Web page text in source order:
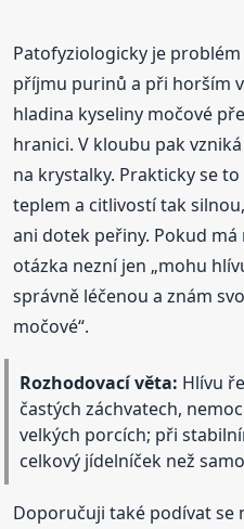
Patofyziologicky je
příjmu purinů a při horším
hladina kyseliny močové
hranici. V kloubu pak
na krystalky. Prakticky se
teplem a citlivostí tak
ani dotek peřiny. Pokud má
otázka nezní jen „mohu
správně léčenou a znám
močové“.
Rozhodovací věta: Hlívu
častých záchvatech,
velkých porcích; při
celkový jídelníček než
Doporučuji také podívat se